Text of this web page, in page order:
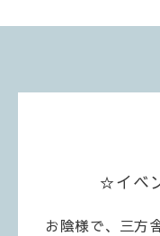
☆イベ
お陰様で、三方